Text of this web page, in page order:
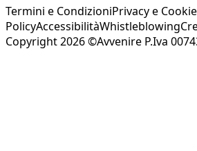
Termini e CondizioniPrivacy e Cookie
PolicyAccessibilitàWhistleblowing
Copyright 2026 ©Avvenire P.Iva